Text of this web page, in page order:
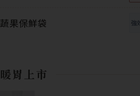
蔬果保鮮袋 強
暖胃上市